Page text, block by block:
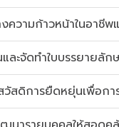
งความก้าวหน้าในอาชี
และจัดทำใบบรรยายลั
สดิการยืดหยุ่นเพื่อกา